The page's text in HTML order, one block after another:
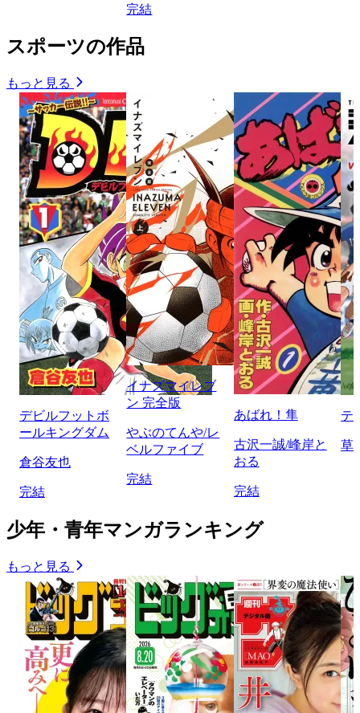
完結
スポーツの作品
もっと見る
デビルフットボ
ールキングダム
倉谷友也
完結
イナズマイレブ
ン 完全版
やぶのてんや/レ
ベルファイブ
完結
あばれ！隼
古沢一誠/峰岸と
おる
完結
テ
草
少年・青年マンガランキング
もっと見る